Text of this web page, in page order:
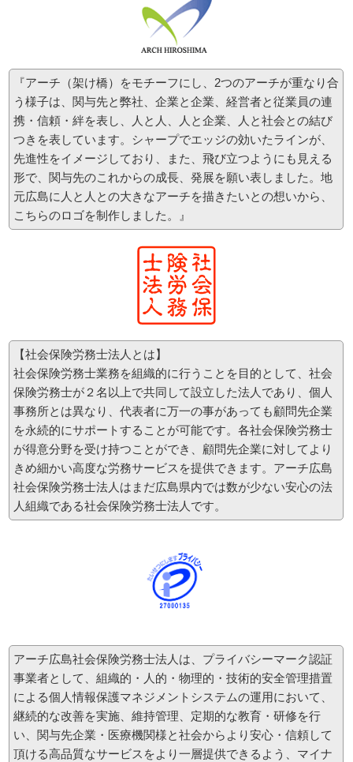
平成28年9月28日（水）に広島商工会議所様 主催で、「こんなにある！使い勝手のよい助
成金・給付金活用術セミナー」と題して、弊社 所長 特定社会保険労務士 遠地謙介が、使い
やすい助成金、2016年度に新たに創設された助成金等について企業・医療機関にとって使
いやすい助成金のセミナーを行います。助成金だけでなく、助成金を申請するうえでの労
詳細、お申込みはこちらの資料をご覧ください。
資料
お申し込みは、上記資料をプリントアウトして頂き、
広島商工会議所様へファックス申し込み
（FAX 082-222-6006）をお願い致します。
2015-12-1
【セミナー情報】
平成28年2月23日（火）に広島商工会議所様 主催で、「あなたの会社の就業規則は労務リ
スクに対応できていますか？会社を守る！企業防衛型就業規則講座」と題して、 弊社所長
マイナンバー制度に必要な規定等のセミナー講師を行います。
詳細、お申込みはこちらの資料をご覧ください。
お申し込みは、上記資料をプリントアウトして頂き,
広島商工会議所様へファックス申し込み
2015-10-13
【事務所情報】
マイナンバー制度への対応、安全管理措置の一環として、一般財団法人日本情報経済社会
推進協会が運営する「プライバシーマーク」付与の認定を取得しました。より一層、マイ
ナンバー、個人情報の適切な保護管理に努めて参ります。
詳しくはこちら
2014-6-4
【セミナー情報】
平成26年9月26日（金）に広島商工会議所様 主催で、「こんなにある！使い勝手のよい助
成金・給付金活用術セミナー」と題して、弊社 所長 特定社会保険労務士 遠地謙介が2014
年度に新たに創設された助成金について企業・医療機関にとって使いやすい助成金のセミ
詳細、お申込みはこちらの資料をご覧ください。
お申し込みは、上記資料をプリントアウトして頂き、
2013-10-18
【セミナー情報】
事総務経理担当者必見！「企業防衛型就業規則が会社を救う！！」と題して、弊社所長 特
定社会保険労務士 遠地 謙介が労務リスク対策、企業防衛型就業規則、労務管理の手法のセ
詳細、お申込みはこちらの資料をご覧ください。
『アーチ（架け橋）をモチーフにし、2つのアーチが重なり合
う様子は、関与先と弊社、企業と企業、経営者と従業員の連
携・信頼・絆を表し、人と人、人と企業、人と社会との結び
つきを表しています。シャープでエッジの効いたラインが、
先進性をイメージしており、また、飛び立つようにも見える
形で、関与先のこれからの成長、発展を願い表しました。地
元広島に人と人との大きなアーチを描きたいとの想いから、
こちらのロゴを制作しました。』
【社会保険労務士法人とは】
社会保険労務士業務を組織的に行うことを目的として、社会
保険労務士が２名以上で共同して設立した法人であり、個人
事務所とは異なり、代表者に万一の事があっても顧問先企業
を永続的にサポートすることが可能です。各社会保険労務士
が得意分野を受け持つことができ、顧問先企業に対してより
きめ細かい高度な労務サービスを提供できます。アーチ広島
社会保険労務士法人はまだ広島県内では数が少ない安心の法
人組織である社会保険労務士法人です。
アーチ広島社会保険労務士法人は、プライバシーマーク認証
事業者として、組織的・人的・物理的・技術的安全管理措置
による個人情報保護マネジメントシステムの運用 において、
継続的な改善を実施、維持管理、定期的な教育・研修を行
い、関与先企 業・医療機関様と社会からより安心・信頼して
頂ける高品質なサービスをより一層提 供できるよう、マイナ